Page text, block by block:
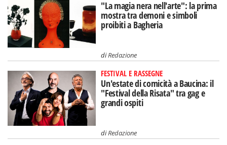
"La magia nera nell'arte": la prima
mostra tra demoni e simboli
proibiti a Bagheria
diRedazione
FESTIVAL E RASSEGNE
Un'estate di comicità a Baucina: il
"Festival della Risata" tra gag e
grandi ospiti
diRedazione